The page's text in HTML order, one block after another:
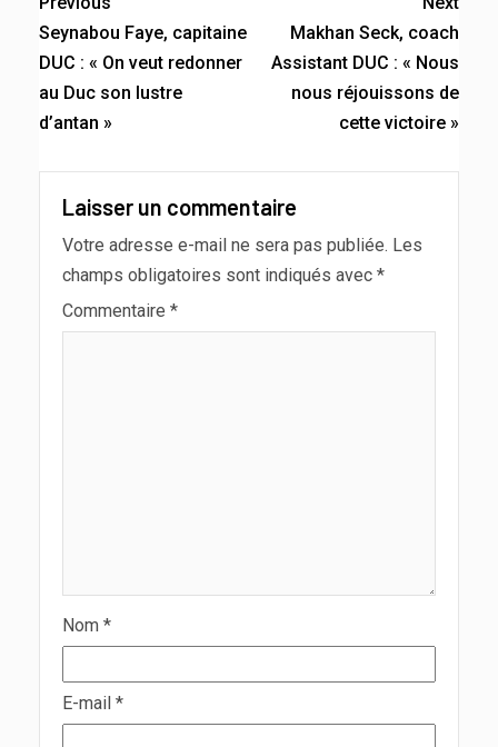
Seynabou Faye, capitaine
DUC : « On veut redonner
au Duc son lustre
d’antan »
Makhan Seck, coach
Assistant DUC : « Nous
nous réjouissons de
cette victoire »
Laisser un commentaire
Votre adresse e-mail ne sera pas publiée. Les
champs obligatoires sont indiqués avec *
Commentaire *
Nom *
E-mail *